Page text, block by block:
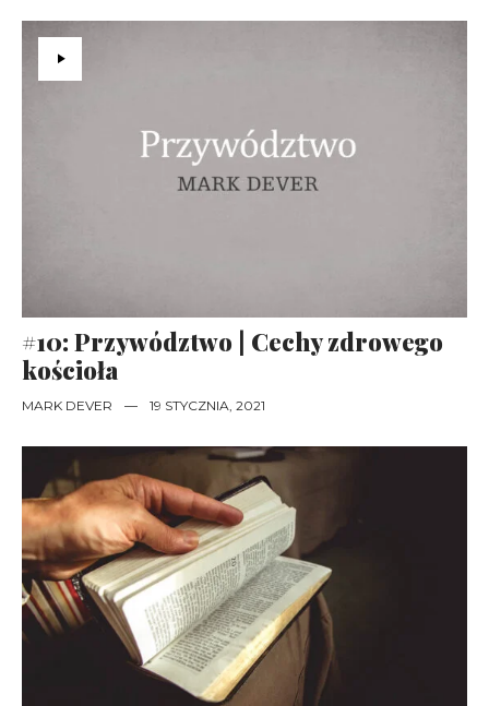
#10: Przywództwo | Cechy zdrowego
kościoła
MARK DEVER — 19 STYCZNIA, 2021